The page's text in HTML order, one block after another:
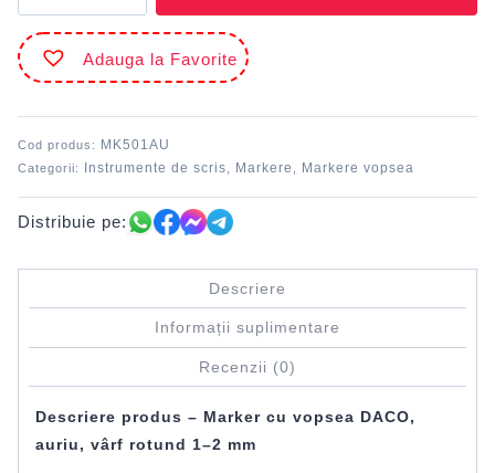
vopsea
Auriu
DACO
Adauga la Favorite
Cod produs: MK501AU
Categorii: Instrumente de scris Markere Markere vopsea
Distribuie pe:
Descriere
Informații suplimentare
Recenzii (0)
Descriere produs – Marker cu vopsea DACO,
auriu, vârf rotund 1–2 mm